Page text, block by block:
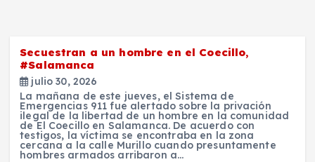
Secuestran a un hombre en el Coecillo,
#Salamanca
julio 30, 2026
La mañana de este jueves, el Sistema de
Emergencias 911 fue alertado sobre la privación
ilegal de la libertad de un hombre en la comunidad
de El Coecillo en Salamanca. De acuerdo con
testigos, la víctima se encontraba en la zona
cercana a la calle Murillo cuando presuntamente
hombres armados arribaron a…